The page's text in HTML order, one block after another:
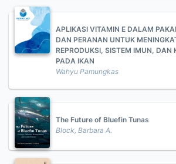
APLIKASI VITAMIN E DALAM
DAN PERANAN UNTUK
REPRODUKSI, SISTEM IMUN, DAN
PADA IKAN
Wahyu Pamungkas
The Future of Bluefin Tunas
Block, Barbara A.